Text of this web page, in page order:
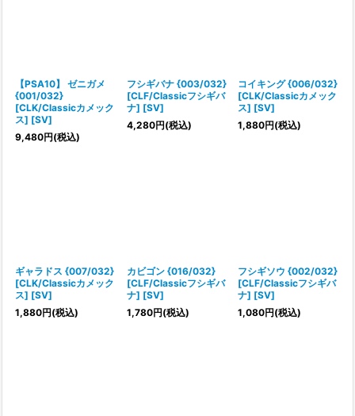
【PSA10】 ゼニガメ
{001/032}
[CLK/Classicカメック
ス] [SV]
9,480円(税込)
フシギバナ {003/032}
[CLF/Classicフシギバ
ナ] [SV]
4,280円(税込)
コイキング {006/032}
[CLK/Classicカメック
ス] [SV]
1,880円(税込)
ギャラドス {007/032}
[CLK/Classicカメック
ス] [SV]
1,880円(税込)
カビゴン {016/032}
[CLF/Classicフシギバ
ナ] [SV]
1,780円(税込)
フシギソウ {002/032}
[CLF/Classicフシギバ
ナ] [SV]
1,080円(税込)